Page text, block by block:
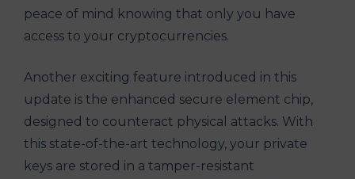
peace of mind knowing that only you have
access to your cryptocurrencies.
Another exciting feature introduced in this
update is the enhanced secure element chip,
designed to counteract physical attacks. With
this state-of-the-art technology, your private
keys are stored in a tamper-resistant